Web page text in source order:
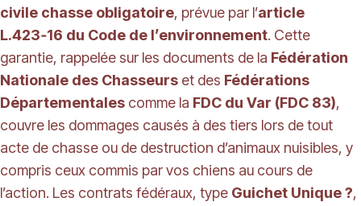
civile chasse obligatoire, prévue par l’article
L.423‑16 du Code de l’environnement. Cette
garantie, rappelée sur les documents de la Fédération
Nationale des Chasseurs et des Fédérations
Départementales comme la FDC du Var (FDC 83),
couvre les dommages causés à des tiers lors de tout
acte de chasse ou de destruction d’animaux nuisibles, y
compris ceux commis par vos chiens au cours de
l’action. Les contrats fédéraux, type Guichet Unique ?,